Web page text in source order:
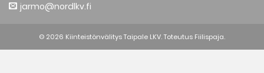
jarmo@nordlkv.fi
© 2026 Kiinteistönvälitys Taipale LKV. Toteutus Fiilispaja.